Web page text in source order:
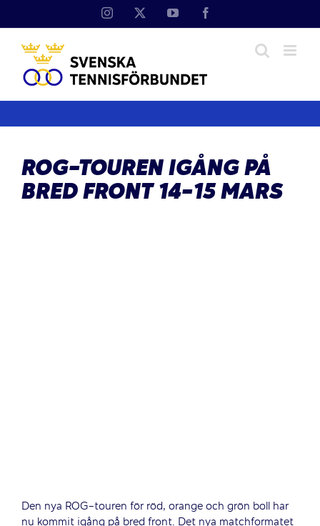
Instagram YouTube
ROG-TOUREN IGÅNG PÅ
BRED FRONT 14-15 MARS
Den nya ROG-touren för röd, orange och grön boll har
nu kommit igång på bred front. Det nya matchformatet